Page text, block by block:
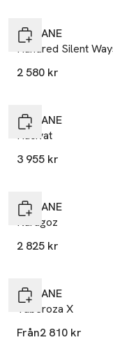
NISHANE
Hundred Silent
2 580 kr
NISHANE
Hacivat
3 955 kr
NISHANE
Karagoz
2 825 kr
NISHANE
Tuberoza X
Från2 810 kr